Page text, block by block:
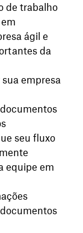
de trabalho
ágil e
da
empresa
seu fluxo
equipe em